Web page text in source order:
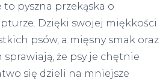
to pyszna przekąska o
Dzięki swojej miękkości
psów, a mięsny smak oraz
sprawiają, że psy je chętnie
się dzieli na mniejsze